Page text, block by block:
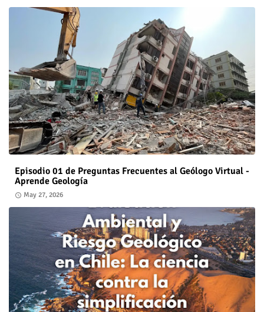
Episodio 01 de Preguntas Frecuentes al Geólogo Virtual -
Aprende Geología
May 27, 2026